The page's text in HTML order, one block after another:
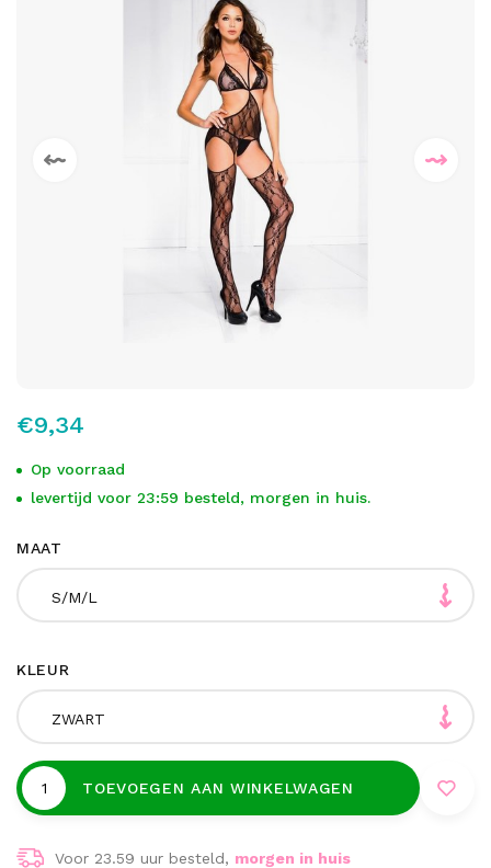
€9,34
Op voorraad
levertijd voor 23:59 besteld, morgen in huis.
MAAT
S/M/L
KLEUR
ZWART
TOEVOEGEN AAN WINKELWAGEN
Voor 23.59 uur besteld, morgen in huis